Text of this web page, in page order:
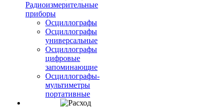
Радиоизмерительные
приборы
Осциллографы
Осциллографы
универсальные
Осциллографы
цифровые
запоминающие
Осциллографы-
мультиметры
портативные